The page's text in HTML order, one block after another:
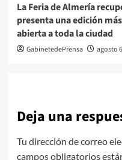
La Feria de Almería
presenta una edición
abierta a toda la ciudad
GabinetedePrensa agosto
Deja una
Tu dirección de correo
campos obligatorios